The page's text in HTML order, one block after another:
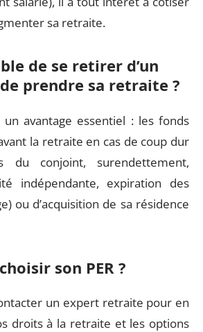
sa retraite.
de se retirer d’un
de prendre sa retraite ?
un avantage essentiel : les fonds
la retraite en cas de coup dur
du conjoint, surendettement,
indépendante, expiration des
ou d’acquisition de sa résidence
son PER ?
un expert retraite pour en
droits à la retraite et les options